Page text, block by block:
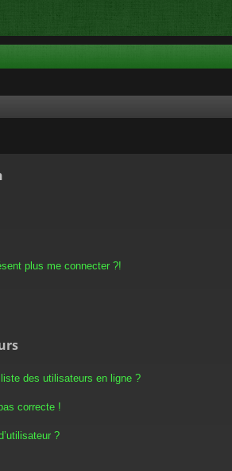
plus me connecter ?!
des utilisateurs en ligne ?
correcte !
?